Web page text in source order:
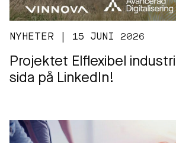
NYHETER | 15 JUNI 2026
Projektet Elflexibel
sida på LinkedIn!